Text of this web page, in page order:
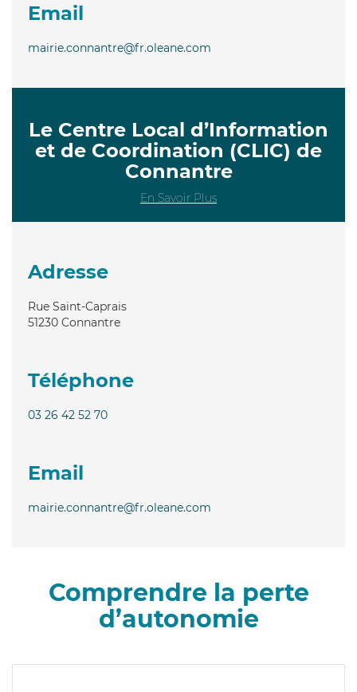
Email
mairie.connantre@fr.oleane.com
Le Centre Local d’Information
et de Coordination (CLIC) de
Connantre
En Savoir Plus
Adresse
Rue Saint-Caprais
51230 Connantre
Téléphone
03 26 42 52 70
Email
mairie.connantre@fr.oleane.com
Comprendre la perte
d’autonomie